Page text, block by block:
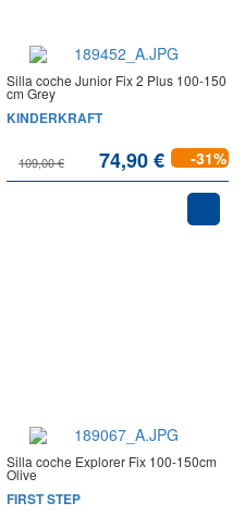
Silla coche Junior Fix 2 Plus 100-150
cm Grey
KINDERKRAFT
109,00 € 74,90 € -31%
Silla coche Explorer Fix 100-150cm
Olive
FIRST STEP